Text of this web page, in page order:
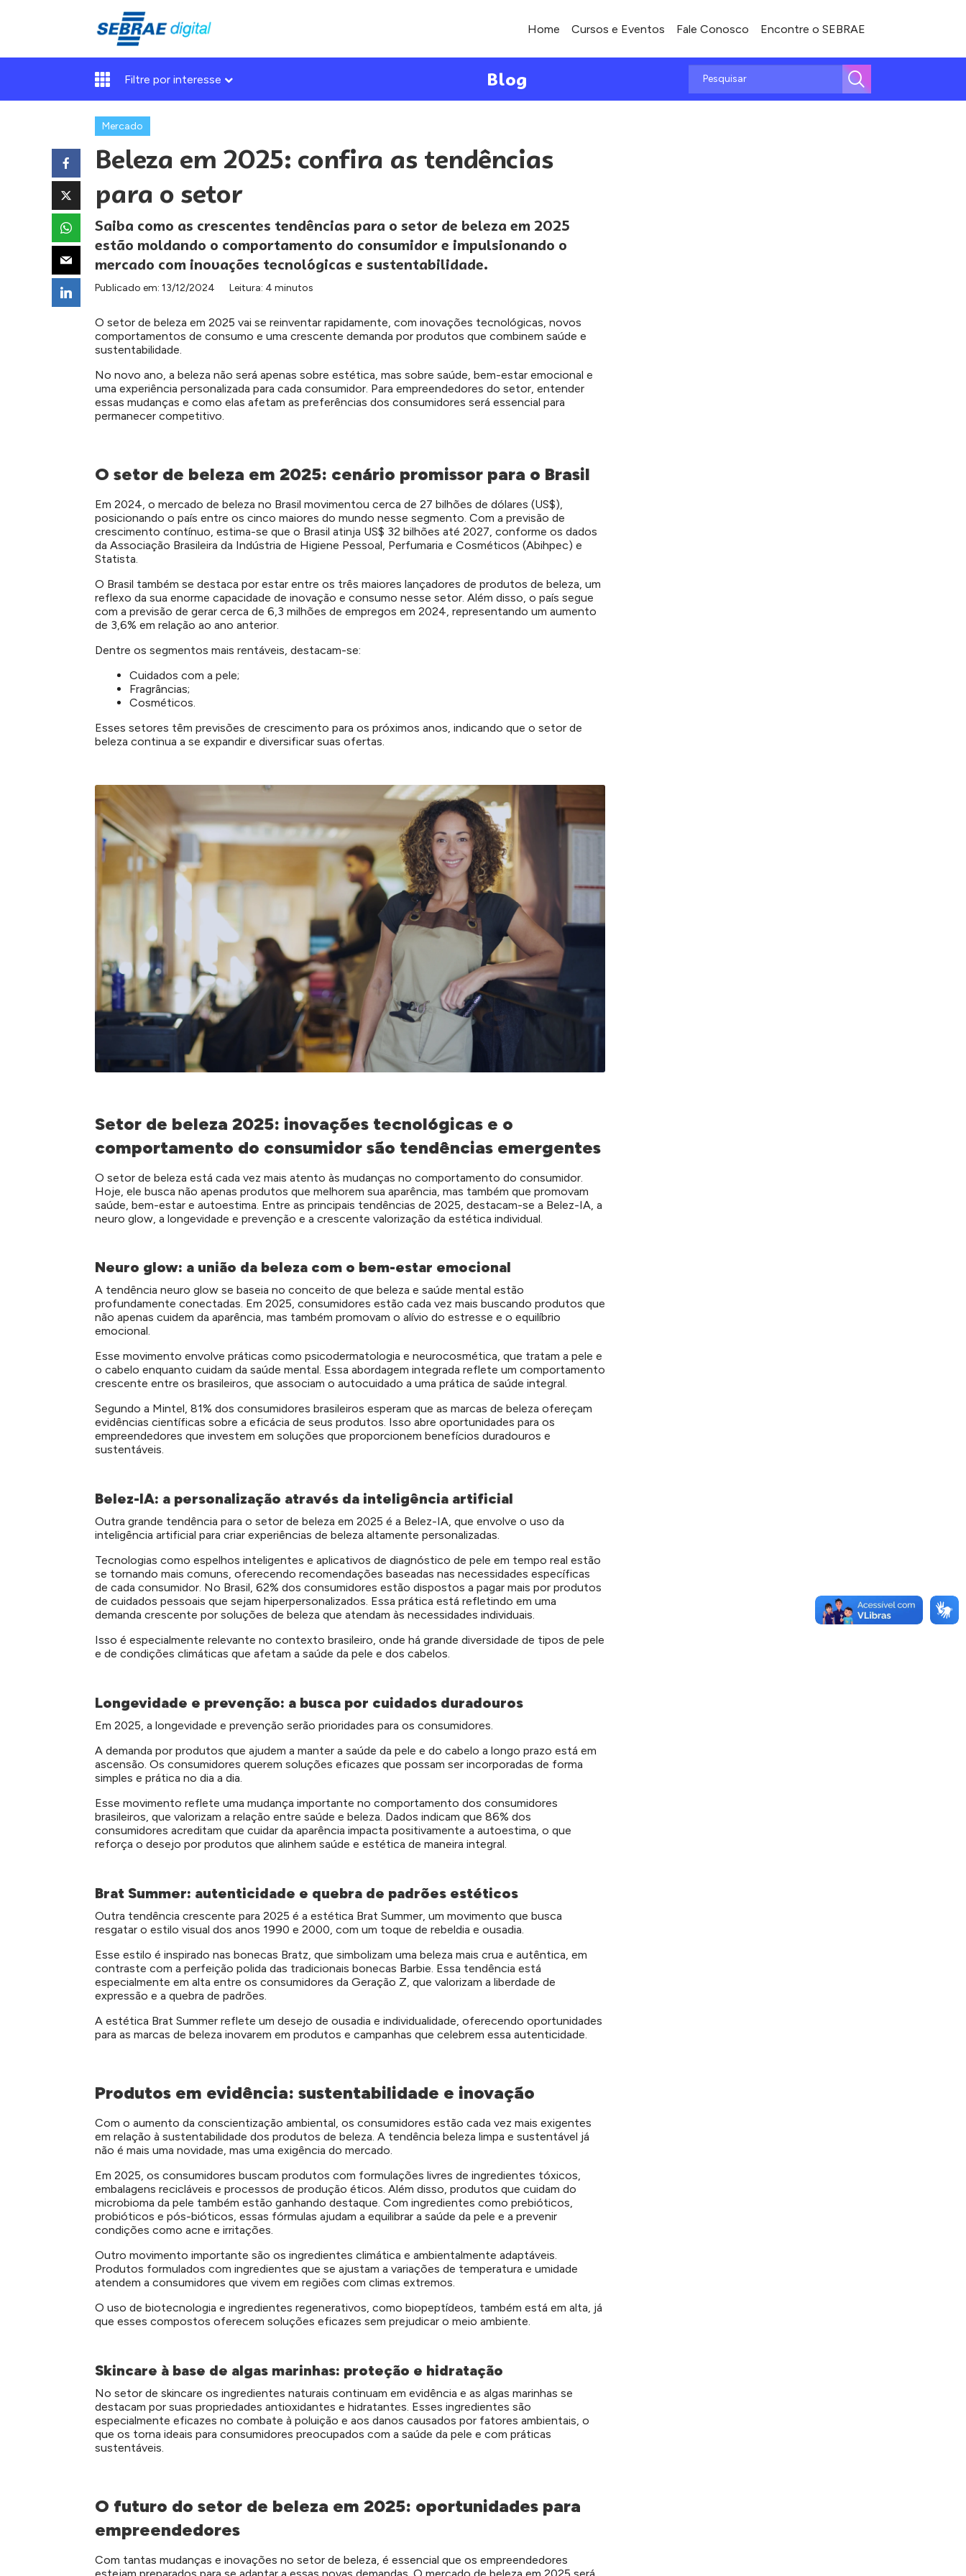
Home Cursos e Eventos Fale Conosco Encontre o SEBRAE
Filtre por interesse Blog
Mercado
Beleza em 2025: confira as tendências
para o setor
Saiba como as crescentes tendências para o setor de beleza em 2025
estão moldando o comportamento do consumidor e impulsionando o
mercado com inovações tecnológicas e sustentabilidade.
Publicado em: 13/12/2024 Leitura: 4 minutos
O setor de beleza em 2025 vai se reinventar rapidamente, com inovações tecnológicas, novos
comportamentos de consumo e uma crescente demanda por produtos que combinem saúde e
sustentabilidade.
No novo ano, a beleza não será apenas sobre estética, mas sobre saúde, bem-estar emocional e
uma experiência personalizada para cada consumidor. Para empreendedores do setor, entender
essas mudanças e como elas afetam as preferências dos consumidores será essencial para
permanecer competitivo.
O setor de beleza em 2025: cenário promissor para o Brasil
Em 2024, o mercado de beleza no Brasil movimentou cerca de 27 bilhões de dólares (US$),
posicionando o país entre os cinco maiores do mundo nesse segmento. Com a previsão de
crescimento contínuo, estima-se que o Brasil atinja US$ 32 bilhões até 2027, conforme os dados
da Associação Brasileira da Indústria de Higiene Pessoal, Perfumaria e Cosméticos (Abihpec) e
Statista.
O Brasil também se destaca por estar entre os três maiores lançadores de produtos de beleza, um
reflexo da sua enorme capacidade de inovação e consumo nesse setor. Além disso, o país segue
com a previsão de gerar cerca de 6,3 milhões de empregos em 2024, representando um aumento
de 3,6% em relação ao ano anterior.
Dentre os segmentos mais rentáveis, destacam-se:
Cuidados com a pele;
Fragrâncias;
Cosméticos.
Esses setores têm previsões de crescimento para os próximos anos, indicando que o setor de
beleza continua a se expandir e diversificar suas ofertas.
Setor de beleza 2025: inovações tecnológicas e o
comportamento do consumidor são tendências emergentes
O setor de beleza está cada vez mais atento às mudanças no comportamento do consumidor.
Hoje, ele busca não apenas produtos que melhorem sua aparência, mas também que promovam
saúde, bem-estar e autoestima. Entre as principais tendências de 2025, destacam-se a Belez-IA, a
neuro glow, a longevidade e prevenção e a crescente valorização da estética individual.
Neuro glow: a união da beleza com o bem-estar emocional
A tendência neuro glow se baseia no conceito de que beleza e saúde mental estão
profundamente conectadas. Em 2025, consumidores estão cada vez mais buscando produtos que
não apenas cuidem da aparência, mas também promovam o alívio do estresse e o equilíbrio
emocional.
Esse movimento envolve práticas como psicodermatologia e neurocosmética, que tratam a pele e
o cabelo enquanto cuidam da saúde mental. Essa abordagem integrada reflete um comportamento
crescente entre os brasileiros, que associam o autocuidado a uma prática de saúde integral.
Segundo a Mintel, 81% dos consumidores brasileiros esperam que as marcas de beleza ofereçam
evidências científicas sobre a eficácia de seus produtos. Isso abre oportunidades para os
empreendedores que investem em soluções que proporcionem benefícios duradouros e
sustentáveis.
Belez-IA: a personalização através da inteligência artificial
Outra grande tendência para o setor de beleza em 2025 é a Belez-IA, que envolve o uso da
inteligência artificial para criar experiências de beleza altamente personalizadas.
Tecnologias como espelhos inteligentes e aplicativos de diagnóstico de pele em tempo real estão
se tornando mais comuns, oferecendo recomendações baseadas nas necessidades específicas
de cada consumidor. No Brasil, 62% dos consumidores estão dispostos a pagar mais por produtos
de cuidados pessoais que sejam hiperpersonalizados. Essa prática está refletindo em uma
demanda crescente por soluções de beleza que atendam às necessidades individuais.
Isso é especialmente relevante no contexto brasileiro, onde há grande diversidade de tipos de pele
e de condições climáticas que afetam a saúde da pele e dos cabelos.
Longevidade e prevenção: a busca por cuidados duradouros
Em 2025, a longevidade e prevenção serão prioridades para os consumidores.
A demanda por produtos que ajudem a manter a saúde da pele e do cabelo a longo prazo está em
ascensão. Os consumidores querem soluções eficazes que possam ser incorporadas de forma
simples e prática no dia a dia.
Esse movimento reflete uma mudança importante no comportamento dos consumidores
brasileiros, que valorizam a relação entre saúde e beleza. Dados indicam que 86% dos
consumidores acreditam que cuidar da aparência impacta positivamente a autoestima, o que
reforça o desejo por produtos que alinhem saúde e estética de maneira integral.
Brat Summer: autenticidade e quebra de padrões estéticos
Outra tendência crescente para 2025 é a estética Brat Summer, um movimento que busca
resgatar o estilo visual dos anos 1990 e 2000, com um toque de rebeldia e ousadia.
Esse estilo é inspirado nas bonecas Bratz, que simbolizam uma beleza mais crua e autêntica, em
contraste com a perfeição polida das tradicionais bonecas Barbie. Essa tendência está
especialmente em alta entre os consumidores da Geração Z, que valorizam a liberdade de
expressão e a quebra de padrões.
A estética Brat Summer reflete um desejo de ousadia e individualidade, oferecendo oportunidades
para as marcas de beleza inovarem em produtos e campanhas que celebrem essa autenticidade.
Produtos em evidência: sustentabilidade e inovação
Com o aumento da conscientização ambiental, os consumidores estão cada vez mais exigentes
em relação à sustentabilidade dos produtos de beleza. A tendência beleza limpa e sustentável já
não é mais uma novidade, mas uma exigência do mercado.
Em 2025, os consumidores buscam produtos com formulações livres de ingredientes tóxicos,
embalagens recicláveis e processos de produção éticos. Além disso, produtos que cuidam do
microbioma da pele também estão ganhando destaque. Com ingredientes como prebióticos,
probióticos e pós-bióticos, essas fórmulas ajudam a equilibrar a saúde da pele e a prevenir
condições como acne e irritações.
Outro movimento importante são os ingredientes climática e ambientalmente adaptáveis.
Produtos formulados com ingredientes que se ajustam a variações de temperatura e umidade
atendem a consumidores que vivem em regiões com climas extremos.
O uso de biotecnologia e ingredientes regenerativos, como biopeptídeos, também está em alta, já
que esses compostos oferecem soluções eficazes sem prejudicar o meio ambiente.
Skincare à base de algas marinhas: proteção e hidratação
No setor de skincare os ingredientes naturais continuam em evidência e as algas marinhas se
destacam por suas propriedades antioxidantes e hidratantes. Esses ingredientes são
especialmente eficazes no combate à poluição e aos danos causados por fatores ambientais, o
que os torna ideais para consumidores preocupados com a saúde da pele e com práticas
sustentáveis.
O futuro do setor de beleza em 2025: oportunidades para
empreendedores
Com tantas mudanças e inovações no setor de beleza, é essencial que os empreendedores
estejam preparados para se adaptar a essas novas demandas. O mercado de beleza em 2025 será